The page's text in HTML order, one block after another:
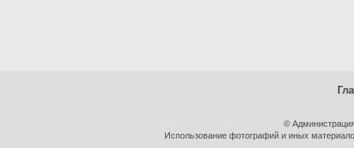
©
Использование фотографий и иных